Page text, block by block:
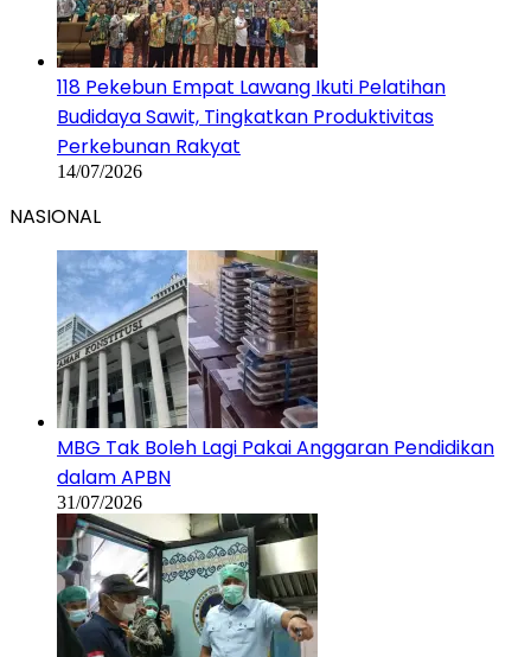
118 Pekebun Empat Lawang Ikuti Pelatihan
Budidaya Sawit, Tingkatkan Produktivitas
Perkebunan Rakyat
14/07/2026
NASIONAL
MBG Tak Boleh Lagi Pakai Anggaran Pendidikan
dalam APBN
31/07/2026